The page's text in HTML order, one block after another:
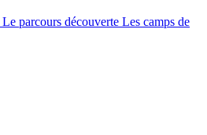
Le parcours découverte Les camps de